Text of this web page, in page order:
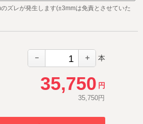
レが発生します(±3mmは免責とさせていた
－ ＋ 本
35,750 円
35,750円